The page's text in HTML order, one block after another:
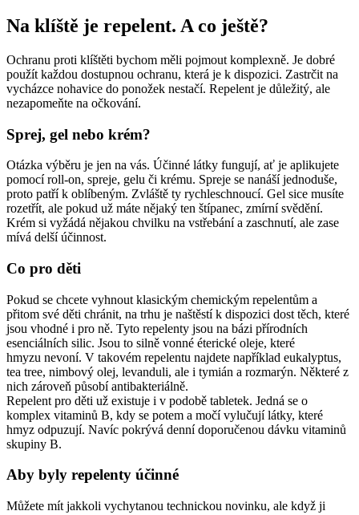
Na klíště je repelent. A co ještě?
Ochranu proti klíštěti bychom měli pojmout komplexně. Je dobré
použít každou dostupnou ochranu, která je k dispozici. Zastrčit na
vycházce nohavice do ponožek nestačí. Repelent je důležitý, ale
nezapomeňte na očkování.
Sprej, gel nebo krém?
Otázka výběru je jen na vás. Účinné látky fungují, ať je aplikujete
pomocí roll-on, spreje, gelu či krému. Spreje se nanáší jednoduše,
proto patří k oblíbeným. Zvláště ty rychleschnoucí. Gel sice musíte
rozetřít, ale pokud už máte nějaký ten štípanec, zmírní svědění.
Krém si vyžádá nějakou chvilku na vstřebání a zaschnutí, ale zase
mívá delší účinnost.
Co pro děti
Pokud se chcete vyhnout klasickým chemickým repelentům a
přitom své děti chránit, na trhu je naštěstí k dispozici dost těch, které
jsou vhodné i pro ně. Tyto repelenty jsou na bázi přírodních
esenciálních silic. Jsou to silně vonné éterické oleje, které
hmyzu nevoní. V takovém repelentu najdete například eukalyptus,
tea tree, nimbový olej, levanduli, ale i tymián a rozmarýn. Některé z
nich zároveň působí antibakteriálně.
Repelent pro děti už existuje i v podobě tabletek. Jedná se o
komplex vitaminů B, kdy se potem a močí vylučují látky, které
hmyz odpuzují. Navíc pokrývá denní doporučenou dávku vitaminů
skupiny B.
Aby byly repelenty účinné
Můžete mít jakkoli vychytanou technickou novinku, ale když ji